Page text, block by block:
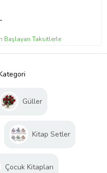
Başlayan Taksitlerle
Güller
Kitap Setler
Çocuk Kitapları